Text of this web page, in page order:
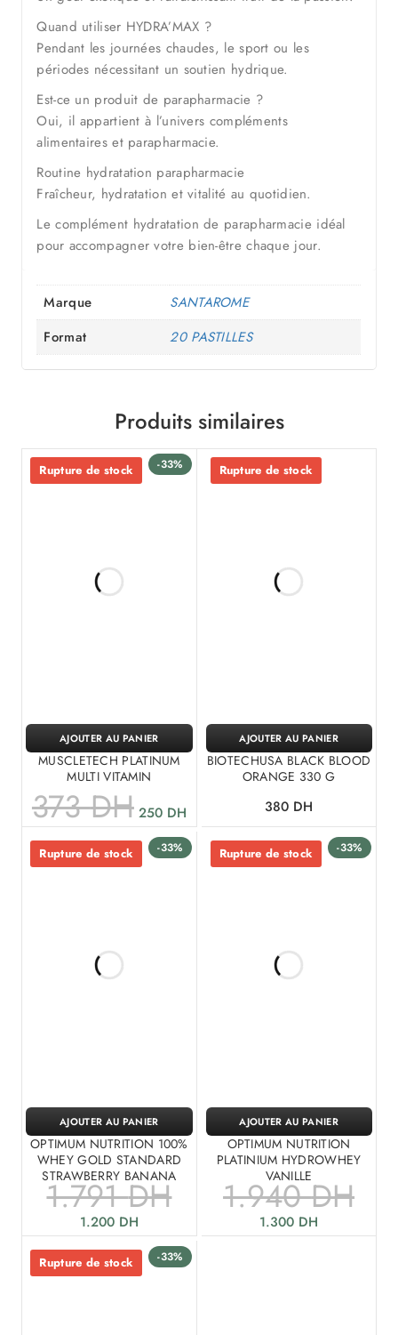
Quand utiliser HYDRA’MAX ?
Pendant les journées chaudes, le sport ou les
périodes nécessitant un soutien hydrique.
Est-ce un produit de parapharmacie ?
Oui, il appartient à l’univers compléments
alimentaires et parapharmacie.
Routine hydratation parapharmacie
Fraîcheur, hydratation et vitalité au quotidien.
Le complément hydratation de parapharmacie idéal
pour accompagner votre bien-être chaque jour.
Marque
SANTAROME
Format
20 PASTILLES
Produits similaires
-33%
Rupture de stock
MUSCLETECH PLATINUM
MULTI VITAMIN
373DH 250 DH
AJOUTER AU PANIER
Rupture de stock
BIOTECHUSA BLACK BLOOD
ORANGE 330 G
380 DH
AJOUTER AU PANIER
-33%
Rupture de stock
OPTIMUM NUTRITION 100%
WHEY GOLD STANDARD
STRAWBERRY BANANA
1.791DH
1.200 DH
AJOUTER AU PANIER
-33%
Rupture de stock
OPTIMUM NUTRITION
PLATINIUM HYDROWHEY
VANILLE
1.940DH
1.300 DH
AJOUTER AU PANIER
-33%
Rupture de stock